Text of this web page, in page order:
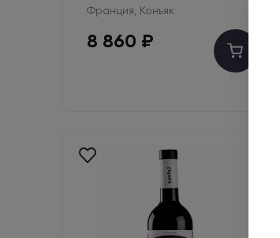
Франция, Коньяк
8 860 ₽